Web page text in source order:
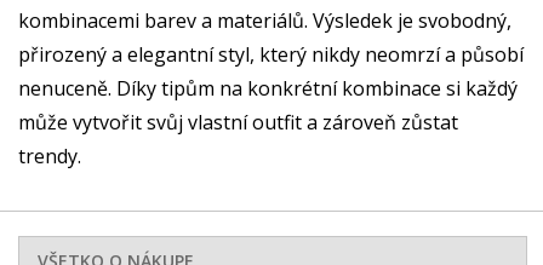
kombinacemi barev a materiálů. Výsledek je svobodný,
přirozený a elegantní styl, který nikdy neomrzí a působí
nenuceně. Díky tipům na konkrétní kombinace si každý
může vytvořit svůj vlastní outfit a zároveň zůstat
trendy.
VŠETKO O NÁKUPE